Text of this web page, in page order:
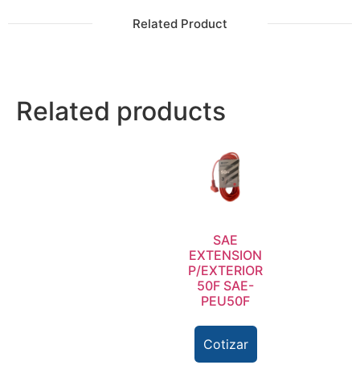
Related Product
Related products
SAE
EXTENSION
P/EXTERIOR
50F SAE-
PEU50F
Cotizar